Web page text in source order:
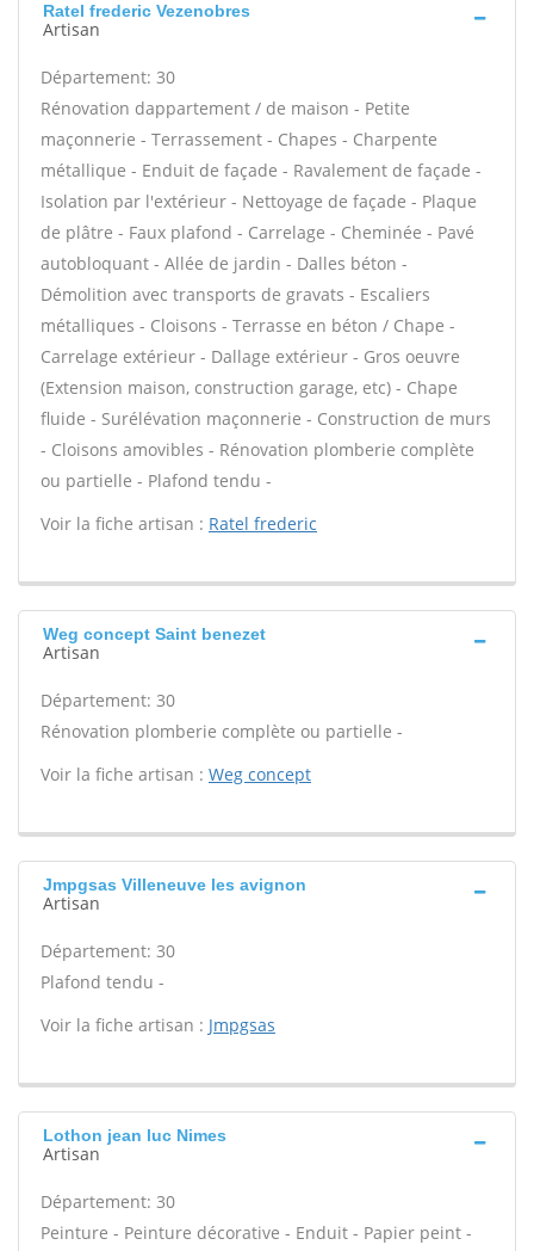
Ratel frederic Vezenobres
Artisan
Département: 30
Rénovation dappartement / de maison - Petite
maçonnerie - Terrassement - Chapes - Charpente
métallique - Enduit de façade - Ravalement de façade -
Isolation par l'extérieur - Nettoyage de façade - Plaque
de plâtre - Faux plafond - Carrelage - Cheminée - Pavé
autobloquant - Allée de jardin - Dalles béton -
Démolition avec transports de gravats - Escaliers
métalliques - Cloisons - Terrasse en béton / Chape -
Carrelage extérieur - Dallage extérieur - Gros oeuvre
(Extension maison, construction garage, etc) - Chape
fluide - Surélévation maçonnerie - Construction de murs
- Cloisons amovibles - Rénovation plomberie complète
ou partielle - Plafond tendu -
Voir la fiche artisan : Ratel frederic
Weg concept Saint benezet
Artisan
Département: 30
Rénovation plomberie complète ou partielle -
Voir la fiche artisan : Weg concept
Jmpgsas Villeneuve les avignon
Artisan
Département: 30
Plafond tendu -
Voir la fiche artisan : Jmpgsas
Lothon jean luc Nimes
Artisan
Département: 30
Peinture - Peinture décorative - Enduit - Papier peint -